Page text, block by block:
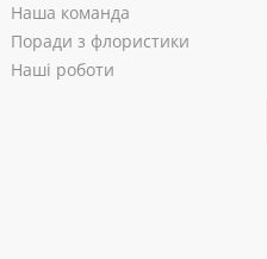
Наша команда
Поради з флористики
Наші роботи